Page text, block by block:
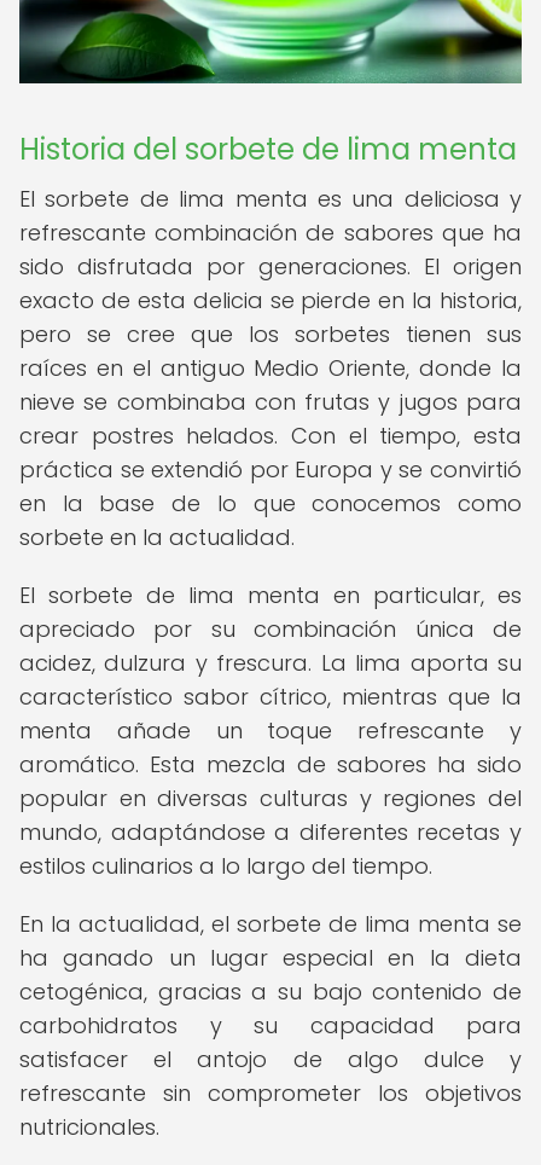
Historia del sorbete de lima menta
El sorbete de lima menta es una deliciosa y
refrescante combinación de sabores que ha
sido disfrutada por generaciones. El origen
exacto de esta delicia se pierde en la historia,
pero se cree que los sorbetes tienen sus
raíces en el antiguo Medio Oriente, donde la
nieve se combinaba con frutas y jugos para
crear postres helados. Con el tiempo, esta
práctica se extendió por Europa y se convirtió
en la base de lo que conocemos como
sorbete en la actualidad.
El sorbete de lima menta en particular, es
apreciado por su combinación única de
acidez, dulzura y frescura. La lima aporta su
característico sabor cítrico, mientras que la
menta añade un toque refrescante y
aromático. Esta mezcla de sabores ha sido
popular en diversas culturas y regiones del
mundo, adaptándose a diferentes recetas y
estilos culinarios a lo largo del tiempo.
En la actualidad, el sorbete de lima menta se
ha ganado un lugar especial en la dieta
cetogénica, gracias a su bajo contenido de
carbohidratos y su capacidad para
satisfacer el antojo de algo dulce y
refrescante sin comprometer los objetivos
nutricionales.